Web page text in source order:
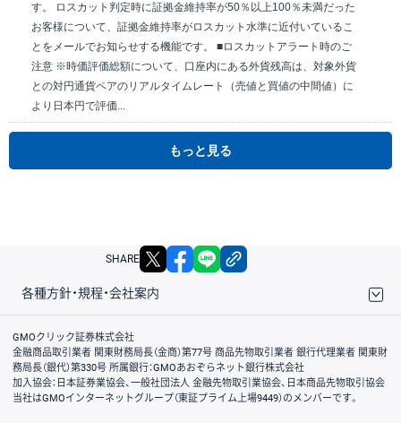
す。 ロスカット判定時に証拠金維持率が50％以上100％未満だった
お客様について、証拠金維持率がロスカット水準に近付いているこ
とをメールでお知らせする機能です。 ■ロスカットアラート時のご
注意 ※時価評価総額について、口座内にある外貨残高は、対象外貨
との対円通貨ペアのリアルタイムレート（売値と買値の中間値）に
より日本円で評価...
もっと見る
SHARE X facebook
各種方針・規程・会社案内
取引規程・約款
サイトマップ
その他のご案内
個人情報保護方針
最良執行方針
サイトのご利用について
ディスクレイマー
信託保全
リスク説明
会社案内
GMOクリック証券株式会社
金融商品取引業者 関東財務局長（金商）第77号 商品先物取引業者 銀行代理業者 関東財
務局長（銀代）第330号 所属銀行：GMOあおぞらネット銀行株式会社
加入協会：日本証券業協会、一般社団法人 金融先物取引業協会、日本商品先物取引協会
当社はGMOインターネットグループ（東証プライム上場9449）のメンバーです。